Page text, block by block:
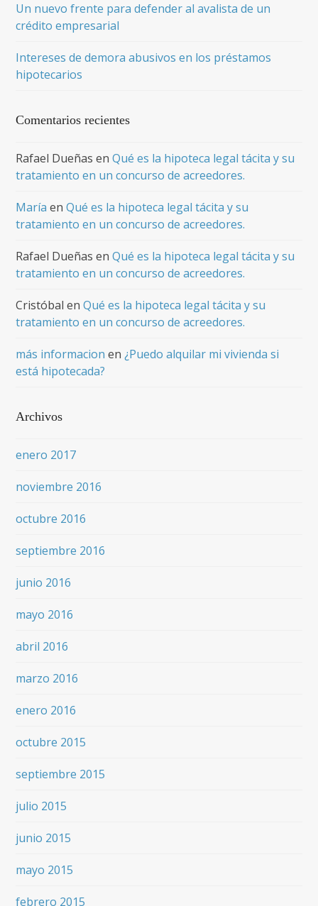
Un nuevo frente para defender al avalista de un
crédito empresarial
Intereses de demora abusivos en los préstamos
hipotecarios
Comentarios recientes
Rafael Dueñas enQué es la hipoteca legal tácita y su
tratamiento en un concurso de acreedores.
María enQué es la hipoteca legal tácita y su
tratamiento en un concurso de acreedores.
Rafael Dueñas enQué es la hipoteca legal tácita y su
tratamiento en un concurso de acreedores.
Cristóbal enQué es la hipoteca legal tácita y su
tratamiento en un concurso de acreedores.
más informacion en¿Puedo alquilar mi vivienda si
está hipotecada?
Archivos
enero 2017
noviembre 2016
octubre 2016
septiembre 2016
junio 2016
mayo 2016
abril 2016
marzo 2016
enero 2016
octubre 2015
septiembre 2015
julio 2015
junio 2015
mayo 2015
febrero 2015